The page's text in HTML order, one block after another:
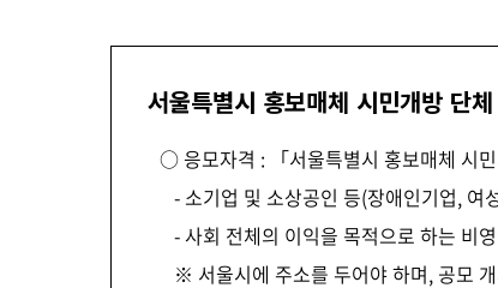
서울특별시 홍보매체 시민개방 단
○ 응모자격 : 「서울특별시 홍보매체 시
- 소기업 및 소상공인 등(장애인기업, 여
- 사회 전체의 이익을 목적으로 하는 비
※ 서울시에 주소를 두어야 하며, 공모